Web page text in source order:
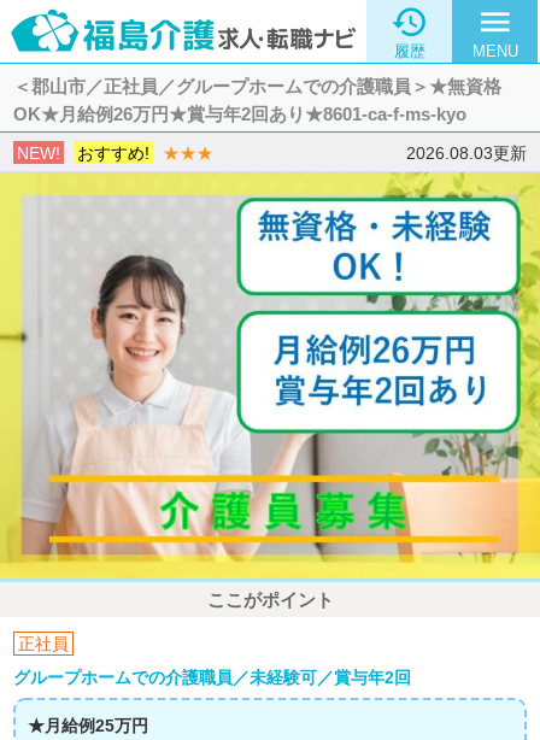

履歴
menu
MENU
＜郡山市／正社員／グループホームでの介護職員＞★無資格
OK★月給例26万円★賞与年2回あり★8601-ca-f-ms-kyo
NEW! おすすめ! ★★★ 2026.08.03更新
ここがポイント
正社員
グループホームでの介護職員／未経験可／賞与年2回
★月給例25万円